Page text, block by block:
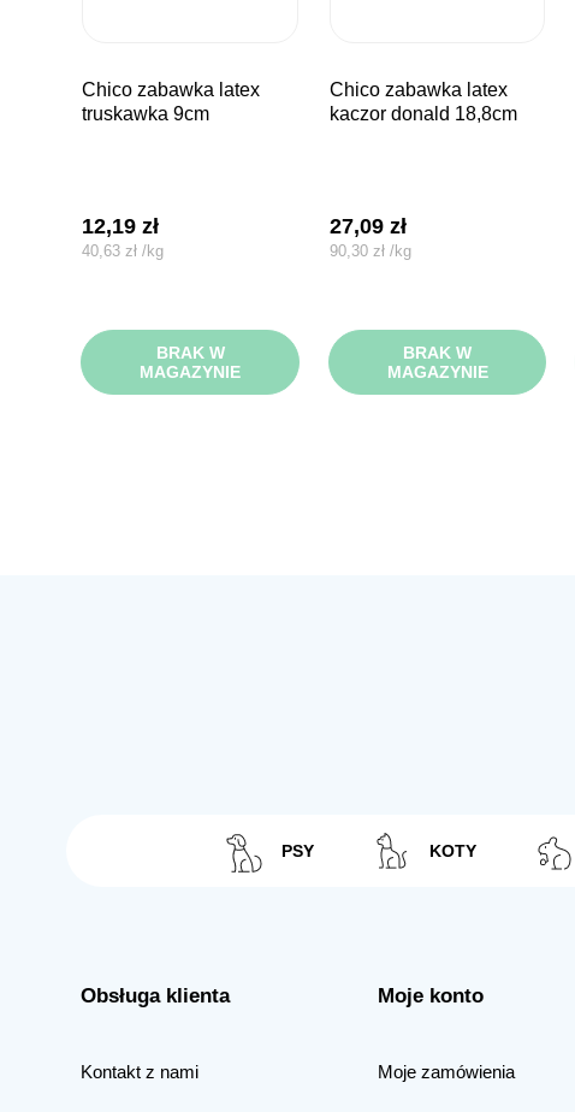
chico zabawka latex
truskawka 9cm
12,19zł
40,63zł /kg
BRAK W
MAGAZYNIE
chico zabawka latex
kaczor donald 18,8cm
27,09 zł
90,30 zł /kg
BRAK W
MAGAZYNIE
PSY KOTY
Obsługa klienta
Kontakt z nami
Moje konto
Moje zamówienia